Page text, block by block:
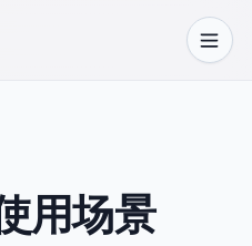
用场景